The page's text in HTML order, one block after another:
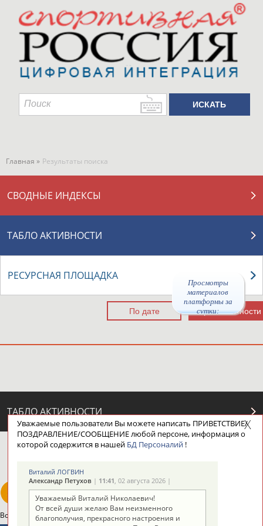
Просмотры
материалов
платформы за
сутки:
Главная » Результаты поиска
СВОДНЫЕ ИНДЕКСЫ
ТАБЛО АКТИВНОСТИ
РЕСУРСНАЯ ПЛОЩАДКА
ТАБЛО АКТИВНОСТИ
ЦЕЛИ ПРОЕКТА НАШИ КНОПКИ
Вопросы сотрудничества и совместной деятельности
Уважаемые пользователи Вы можете написать ПРИВЕТСТВИЕ/
ПОЗДРАВЛЕНИЕ/СООБЩЕНИЕ любой персоне, информация о
которой содержится в нашей БД Персоналий!
Виталий ЛОГВИН
Александр Петухов| 11:41, 02 августа 2026 |
Уважаемый Виталий Николаевич!
От всей души желаю Вам неизменного
благополучия, прекрасного настроения и